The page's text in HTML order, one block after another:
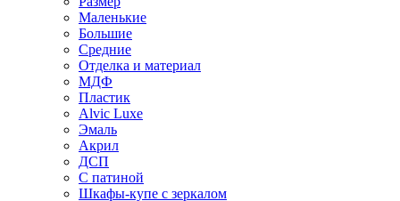
Маленькие
Большие
Средние
Отделка и материал
МДФ
Пластик
Alvic Luxe
Эмаль
Акрил
ДСП
С патиной
Шкафы-купе с зеркалом